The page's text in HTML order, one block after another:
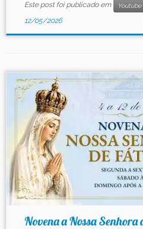
Este post foi publicado em Youtube
12/05/2026
Novena a Nossa